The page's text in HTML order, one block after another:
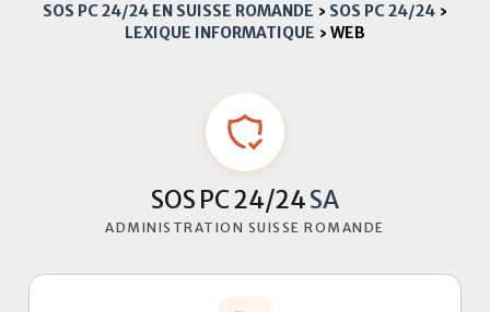
SOS PC 24/24 EN SUISSE ROMANDE › SOS PC 24/24 ›
LEXIQUE INFORMATIQUE › WEB
SOS PC 24/24SA
ADMINISTRATION SUISSE ROMANDE